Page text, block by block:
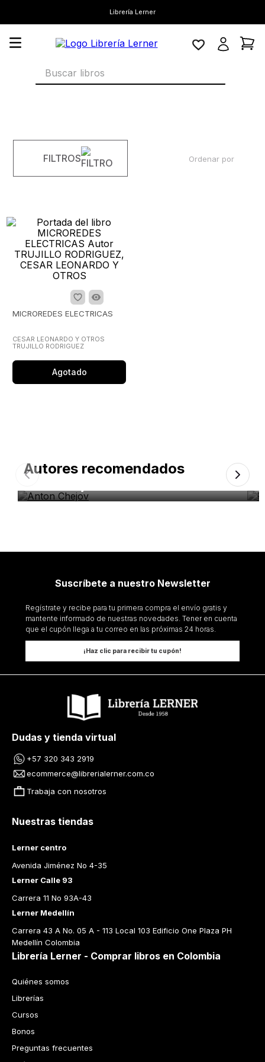
Librería Lerner
Buscar libros
FILTROS Ordenar por
MICROREDES ELECTRICAS
CESAR LEONARDO Y OTROS
TRUJILLO RODRIGUEZ
Agotado
Autores recomendados
Suscríbete a nuestro Newsletter
Regístrate y recibe para tu primera compra el envío gratis y
mantente informado de nuestras novedades. Tener en cuenta
que el cupón llega a tu correo en las próximas 24 horas.
¡Haz clic para recibir tu cupón!
Dudas y tienda virtual
+57 320 343 2919
ecommerce@librerialerner.com.co
Trabaja con nosotros
Nuestras tiendas
Lerner centro
Avenida Jiménez No 4-35
Lerner Calle 93
Carrera 11 No 93A-43
Lerner Medellín
Carrera 43 A No. 05 A - 113 Local 103 Edificio One Plaza PH
Medellín Colombia
Librería Lerner - Comprar libros en Colombia
Quiénes somos
Librerías
Cursos
Bonos
Preguntas frecuentes